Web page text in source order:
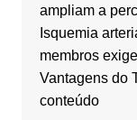
ampliam a
Isquemia
membros
Vantagens do
conteúdo